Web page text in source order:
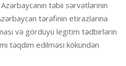
təbii sərvətlərinin
tərəfinin etirazlarına
və gördüyü legitim tədbirlərin
təqdim edilməsi kökündən